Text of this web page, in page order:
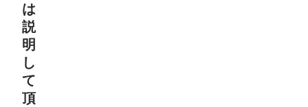
は
説
明
し
て
頂